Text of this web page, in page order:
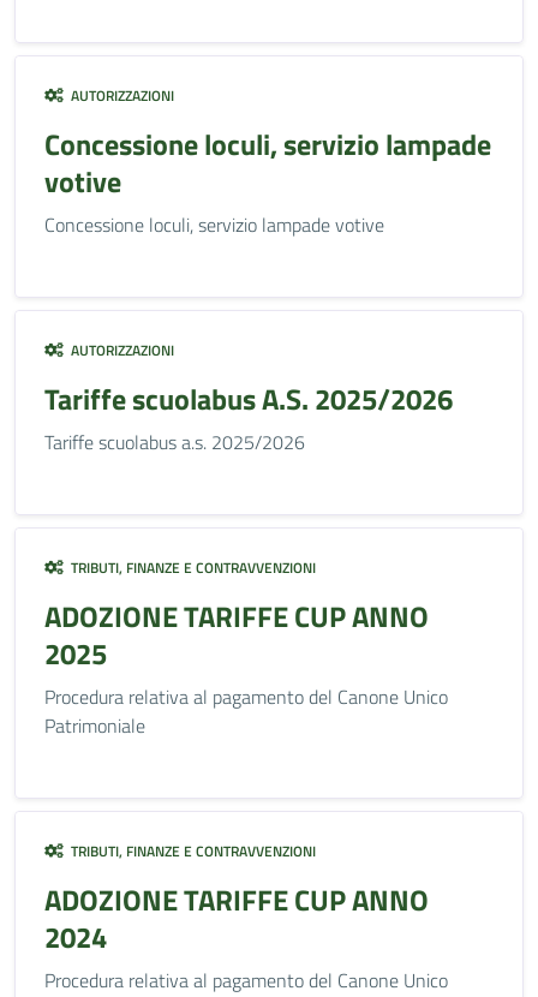
AUTORIZZAZIONI
Concessione loculi, servizio lampade
votive
Concessione loculi, servizio lampade votive
AUTORIZZAZIONI
Tariffe scuolabus A.S. 2025/2026
Tariffe scuolabus a.s. 2025/2026
TRIBUTI, FINANZE E CONTRAVVENZIONI
ADOZIONE TARIFFE CUP ANNO
2025
Procedura relativa al pagamento del Canone Unico
Patrimoniale
TRIBUTI, FINANZE E CONTRAVVENZIONI
ADOZIONE TARIFFE CUP ANNO
2024
Procedura relativa al pagamento del Canone Unico